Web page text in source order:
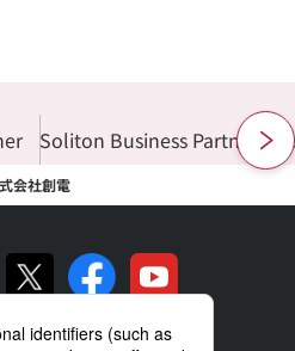
Soliton Business Partner
会社創電